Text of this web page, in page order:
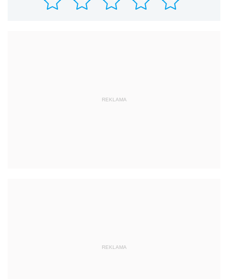
REKLAMA
REKLAMA